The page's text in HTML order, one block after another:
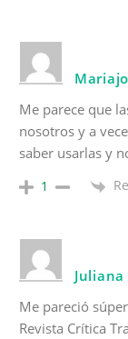
Me parece que
nosotros y a
saber usarlas y
1
Juliana
Me pareció
Revista Crítica